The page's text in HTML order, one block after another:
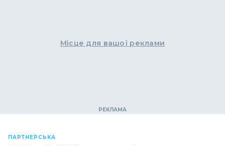
Місце для вашої реклами
ПАРТНЕРСЬКА